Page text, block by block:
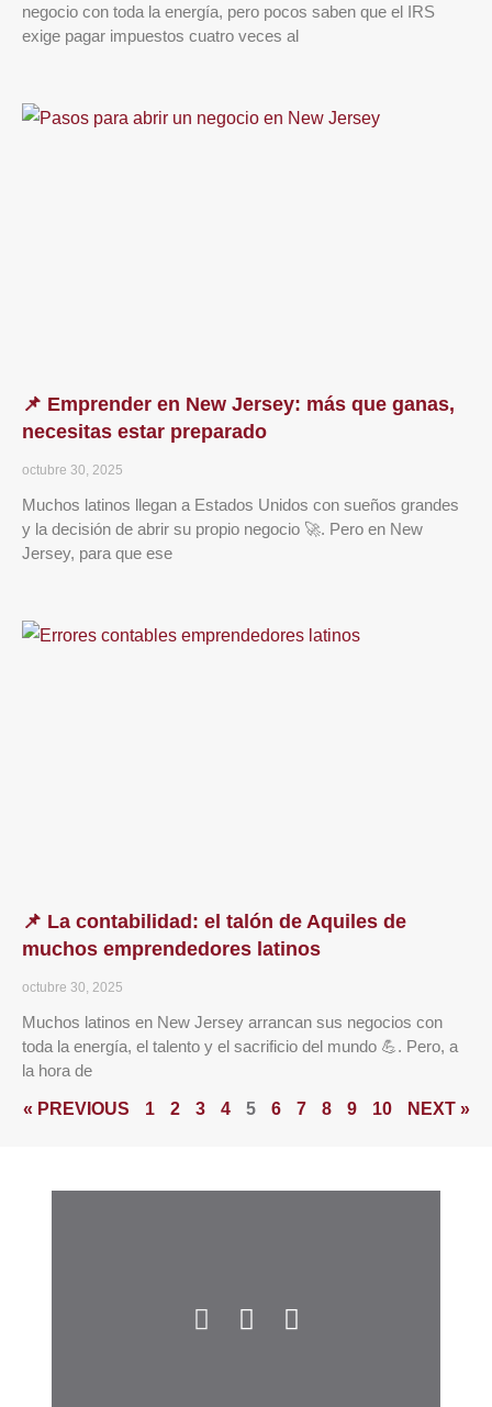
negocio con toda la energía, pero pocos saben que el IRS
exige pagar impuestos cuatro veces al
📌 Emprender en New Jersey: más que ganas,
necesitas estar preparado
octubre 30, 2025
Muchos latinos llegan a Estados Unidos con sueños grandes
y la decisión de abrir su propio negocio 🚀. Pero en New
Jersey, para que ese
📌 La contabilidad: el talón de Aquiles de
muchos emprendedores latinos
octubre 30, 2025
Muchos latinos en New Jersey arrancan sus negocios con
toda la energía, el talento y el sacrificio del mundo 💪. Pero, a
la hora de
« PREVIOUS 1 2 3 4 5 6 7 8 9 10 NEXT »